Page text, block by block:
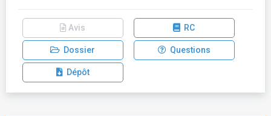
Avis RC
Dossier Questions
Dépôt